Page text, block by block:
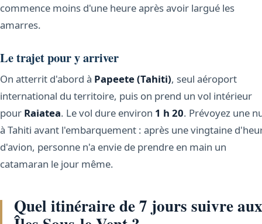
commence moins d'une heure après avoir largué les
amarres.
Le trajet pour y arriver
On atterrit d'abord à Papeete (Tahiti), seul aéroport
international du territoire, puis on prend un vol intérieur
pour Raiatea. Le vol dure environ 1 h 20. Prévoyez une
à Tahiti avant l'embarquement : après une vingtaine
d'avion, personne n'a envie de prendre en main un
catamaran le jour même.
Quel itinéraire de 7 jours suivre aux